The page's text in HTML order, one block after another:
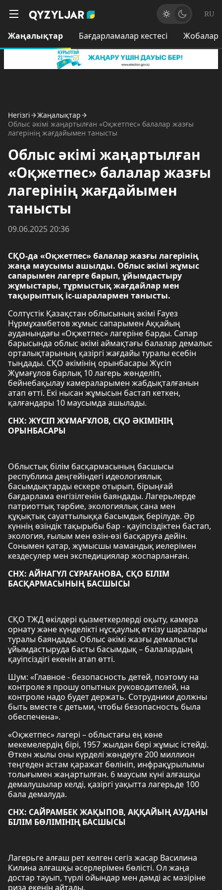
RU
Жаңалықтар Бағдарламалар кестесі Жобалар
Негізгі
Жаңалықтар
Облыс әкімі жаңартылған «Оқжетпес» балалар жазғы
лагерінің жағдайымен танысты
Облыс әкімі жаңартылған
«Оқжетпес» балалар жазғы
лагерінің жағдайымен
танысты
09.06.2025 20:36
СҚО-да «Оқжетпес» балалар жазғы лагерінің
жаңа маусымы ашылды. Облыс әкімі жұмыс
сапарымен лагерге барып, ұйымдастыру
жұмыстары, тұрмыстық жағдайлар мен
тақырыптық іс-шаралармен танысты.
Солтүстік Қазақстан облысының әкімі Ғауез
Нұрмұхамбетов жұмыс сапарымен Аққайың
ауданындағы «Оқжетпес» лагеріне барды. Сапар
барысында облыс әкімі аймақтағы балалар демалыс
орталықтарының қазіргі жағдайы туралы есебін
тыңдады. СҚО әкімінің орынбасары Жүсіп
Жұмағұлов барлық 10 лагерь жөнделіп,
бейнебақылау камераларымен жабдықталғанын
атап өтті. Екі нысан жұмысын бастап кеткен,
қалғандары 10 маусымда ашылады.
СНХ: ЖҮСІП ЖҰМАҒҰЛОВ, СҚО ӘКІМІНІҢ
ОРЫНБАСАРЫ
Облыстық білім басқармасының басшысы
республика деңгейіндегі идеологиялық
басымдықтарды ескере отырып, бірыңғай
бағдарлама енгізілгенін баяндады. Лагерьлерде
патриоттық тәрбие, экологиялық сана мен
құқықтық сауаттылыққа басымдық берілуде. Әр
күннің өзіндік тақырыбы бар - қауіпсіздіктен бастап,
экология, ғылым мен өзін-өзі басқаруға дейін.
Сонымен қатар, жұмысшы мамандық иелерімен
кездесулер мен экспедициялар жоспарланған.
СНХ: АЙНАГҮЛ СҰРАҒАНОВА, СҚО БІЛІМ
БАСҚАРМАСЫНЫҢ БАСШЫСЫ
СҚО ТЖД өкілдері қызметкерлерді оқыту, камера
орнату және күнделікті нұсқаулық өткізу шаралары
туралы баяндады. Облыс әкімі жазғы демалысты
ұйымдастыруда басты басымдық – балалардың
қауіпсіздігі екенін атап өтті.
Шум: «Главное - безопасность детей, поэтому на
контроле я прошу опытных руководителей, на
контроле надо будет держать. Сотрудники должны
быть вместе с детьми, чтобы безопасность была
обеспечена».
«Оқжетпес» лагері – облыстағы ең көне
мекемелердің бірі, 1957 жылдан бері жұмыс істейді.
Өткен жылы оны күрделі жөндеуге 200 миллион
теңгеден астам қаражат бөлініп, инфрақұрылымы
толығымен жаңартылған. 6 маусым күні алғашқы
демалушылар келді, қазіргі уақытта лагерьде 100
бала демалуда.
СНХ: САЙРАМБЕК ЖАҚЫПОВ, АҚҚАЙЫҢ АУДАНЫ
БІЛІМ БӨЛІМІНІҢ БАСШЫСЫ
Лагерьге алғаш рет келген сегіз жасар Василина
Килина алғашқы әсерлерімен бөлісті. Ол жаңа
достар тауып, түрлі ойындар мен дәмді ас мәзіріне
риза екенін айтады.